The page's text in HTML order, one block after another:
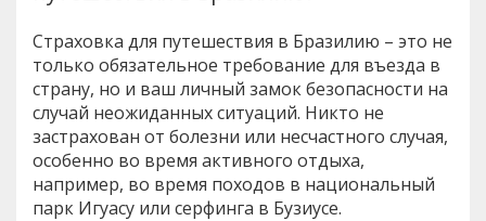
Страховка для путешествия в Бразилию – это не
только обязательное требование для въезда в
страну, но и ваш личный замок безопасности на
случай неожиданных ситуаций. Никто не
застрахован от болезни или несчастного случая,
особенно во время активного отдыха,
например, во время походов в национальный
парк Игуасу или серфинга в Бузиусе.